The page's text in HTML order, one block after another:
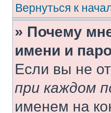
Вернуться к
» Почему
имени и
Если вы не
при каждом
именем на